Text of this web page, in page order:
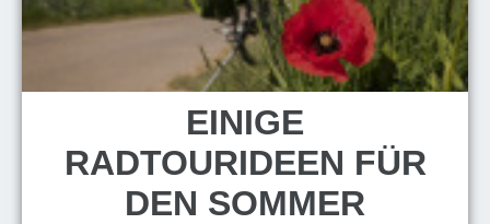
EINIGE
RADTOURIDEEN FÜR
DEN SOMMER